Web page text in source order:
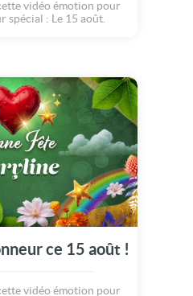
vidéo émotion pour
spécial : Le 15 août.
ce 15 août !
vidéo émotion pour